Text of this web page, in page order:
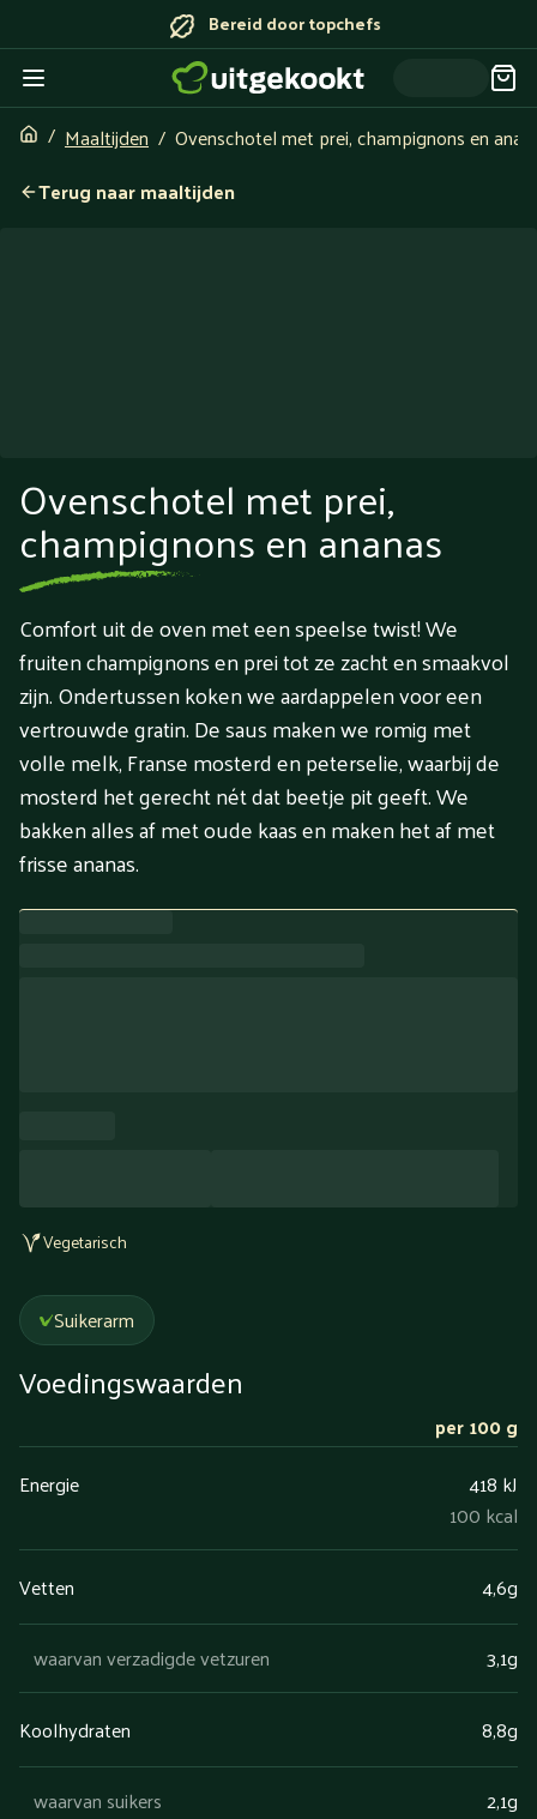
Bereid door topchefs
Maaltijden
Ovenschotel met prei, champignons en
Terug naar maaltijden
Ovenschotel met prei,
champignons en ananas
Comfort uit de oven met een speelse twist! We
fruiten champignons en prei tot ze zacht en smaakvol
zijn. Ondertussen koken we aardappelen voor een
vertrouwde gratin. De saus maken we romig met
volle melk, Franse mosterd en peterselie, waarbij de
mosterd het gerecht nét dat beetje pit geeft. We
bakken alles af met oude kaas en maken het af met
frisse ananas.
Vegetarisch
Suikerarm
Voedingswaarden
per 100 g
Energie
418 kJ
100 kcal
Vetten 4,6g
waarvan verzadigde vetzuren 3,1g
Koolhydraten 8,8g
waarvan suikers 2,1g